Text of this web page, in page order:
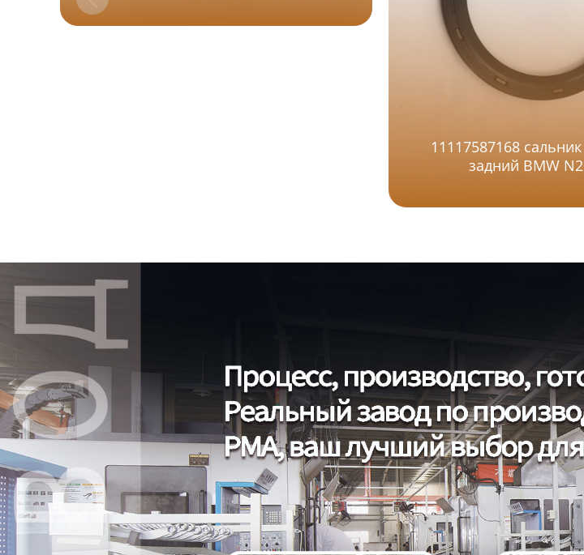
11117587168
задний BMW